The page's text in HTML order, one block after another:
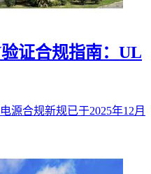
证合规指南：UL
源合规新规已于2025年12月